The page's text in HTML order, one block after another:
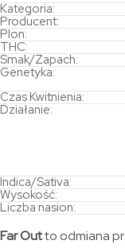
Kategoria:
Producent:
Plon:
THC:
Smak/Zapach:
Genetyka:
Czas Kwitnienia:
Działanie:
Indica/Sativa:
Wysokość:
Liczba nasion:
Far Outto odmiana